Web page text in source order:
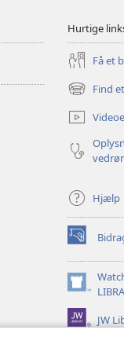
Hurtige
Få et
Find
(åbner
nyt
vindue)
Hjælp
(åbner
nyt
vindue)
(åbner
nyt
vindue)JW